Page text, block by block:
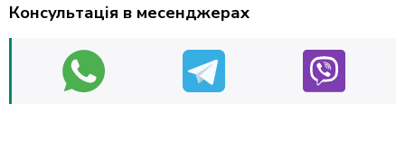
Консультація в месенджерах